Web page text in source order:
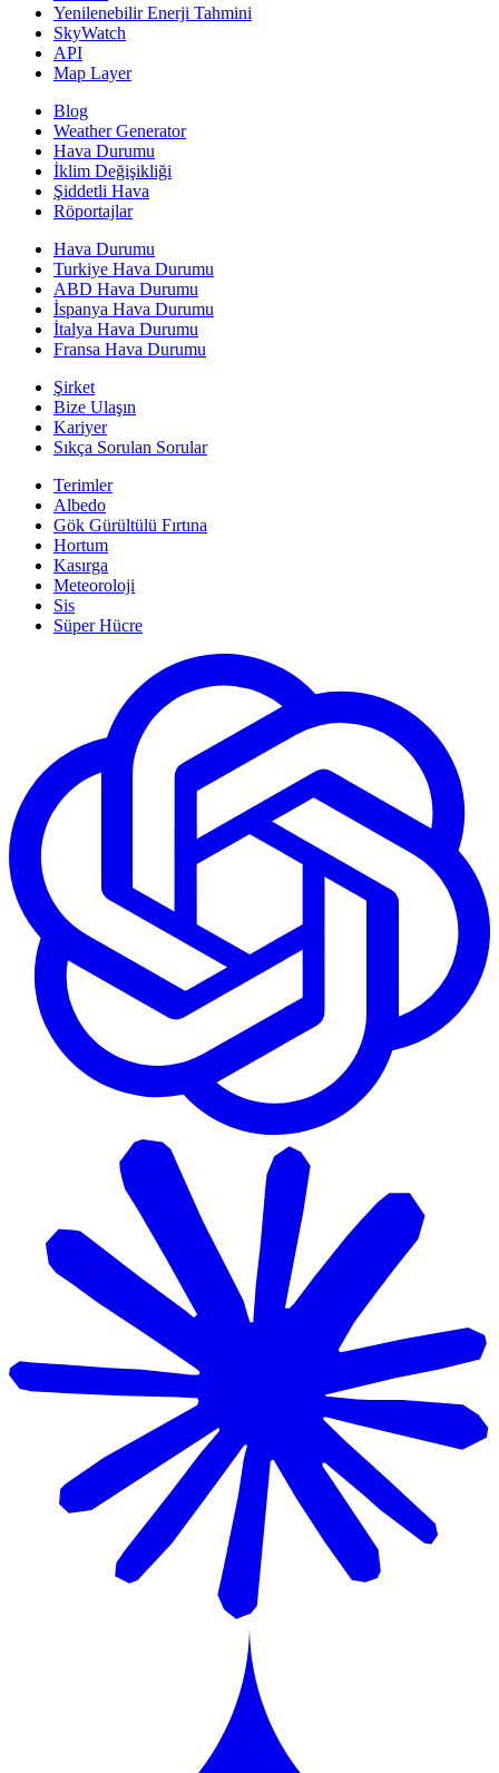
Yenilenebilir Enerji Tahmini
SkyWatch
API
Map Layer
Blog
Weather Generator
Hava Durumu
İklim Değişikliği
Şiddetli Hava
Röportajlar
Hava Durumu
Turkiye Hava Durumu
ABD Hava Durumu
İspanya Hava Durumu
İtalya Hava Durumu
Fransa Hava Durumu
Şirket
Bize Ulaşın
Kariyer
Sıkça Sorulan Sorular
Terimler
Albedo
Gök Gürültülü Fırtına
Hortum
Kasırga
Meteoroloji
Sis
Süper Hücre